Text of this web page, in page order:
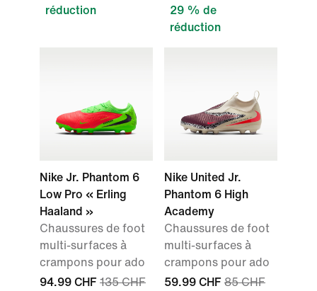
réduction
29 % de
réduction
Nike Jr. Phantom 6
Low Pro « Erling
Haaland »
Chaussures de foot
multi-surfaces à
crampons pour ado
94.99 CHF 135 CHF
Nike United Jr.
Phantom 6 High
Academy
Chaussures de foot
multi-surfaces à
crampons pour ado
59.99 CHF 85 CHF